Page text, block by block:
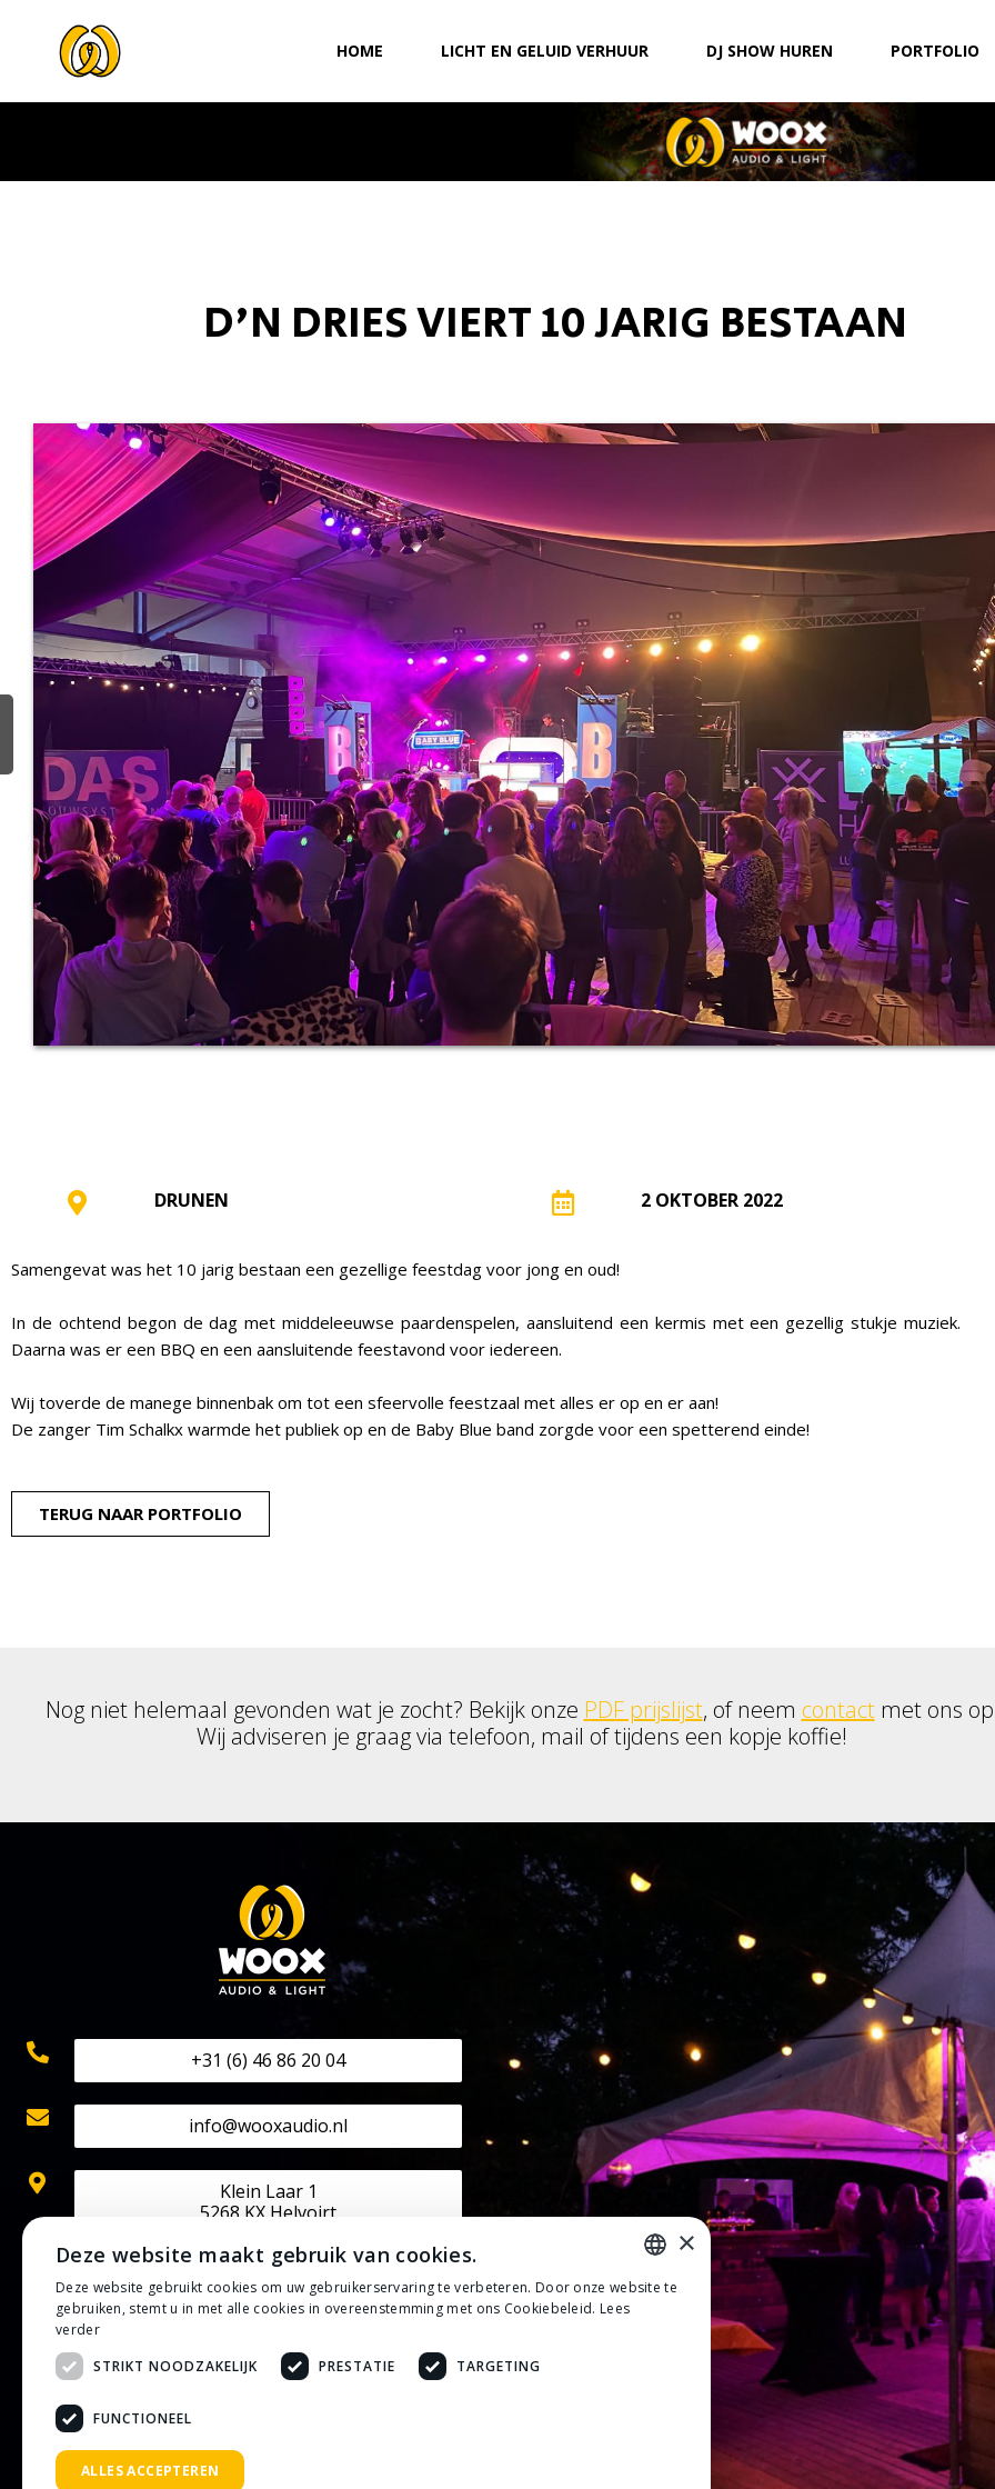
HOME LICHT EN GELUID VERHUUR DJ SHOW HUREN PORTFOLIO
D'N DRIES VIERT 10 JARIG BESTAAN
DRUNEN 2 OKTOBER 2022
Samengevat was het 10 jarig bestaan een gezellige feestdag voor jong en oud!
In de ochtend begon de dag met middeleeuwse paardenspelen, aansluitend een kermis met een gezellig stukje muziek.
Daarna was er een BBQ en een aansluitende feestavond voor iedereen.
Wij toverde de manege binnenbak om tot een sfeervolle feestzaal met alles er op en er aan!
De zanger Tim Schalkx warmde het publiek op en de Baby Blue band zorgde voor een spetterend einde!
TERUG NAAR PORTFOLIO
Nog niet helemaal gevonden wat je zocht? Bekijk onze PDF prijslijst, of neem contactmet ons
Wij adviseren je graag via telefoon, mail of tijdens een kopje koffie!
+31 (6) 46 86 20 04
info@wooxaudio.nl
Klein Laar 1
5268 KX Helvoirt
KVK: 70524602
BTW: NL002202313B42
IBAN: NL50 RABO 0133 0807 30
Privacybeleid
Algemene voorwaarden
×
Deze website maakt gebruik van cookies.
Deze website gebruikt cookies om uw gebruikerservaring te verbeteren. Door onze website te
gebruiken, stemt u in met alle cookies in overeenstemming met ons Cookiebeleid. Lees
verder
STRIKT NOODZAKELIJK
PRESTATIE TARGETING
FUNCTIONEEL
ALLES ACCEPTEREN